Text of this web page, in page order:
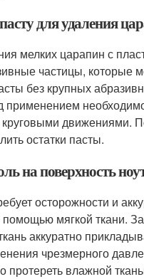
для удаления
мелких царапин с
частицы, которые
без крупных
применением
движениями.
остатки пасты.
на поверхность
осторожности и
помощью мягкой ткани.
аккуратно
чрезмерного
влажной